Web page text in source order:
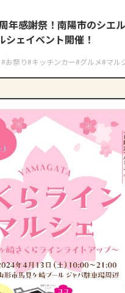
年感謝祭！南陽市のシエ
シェイベント開催！
#お祭り#キッチンカー#グルメ#マル